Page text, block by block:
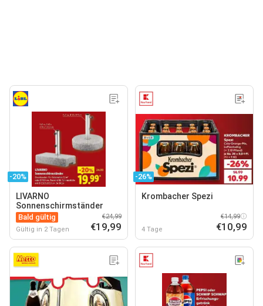
-20%
LIVARNO
Sonnenschirmständer
Bald gültig
Gültig in 2 Tagen
€24,99
€19,99
-26%
Krombacher Spezi
4 Tage
€14,99
€10,99